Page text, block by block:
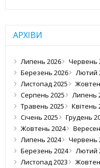
АРХІВИ
Липень 2026 Червень
Березень 2026
Лютий
Листопад 2025
Серпень 2025
Липень
Травень 2025
Квітень
Січень 2025
Грудень
Жовтень 2024
Липень 2024
Червень
Березень 2024
Лютий
Листопад 2023